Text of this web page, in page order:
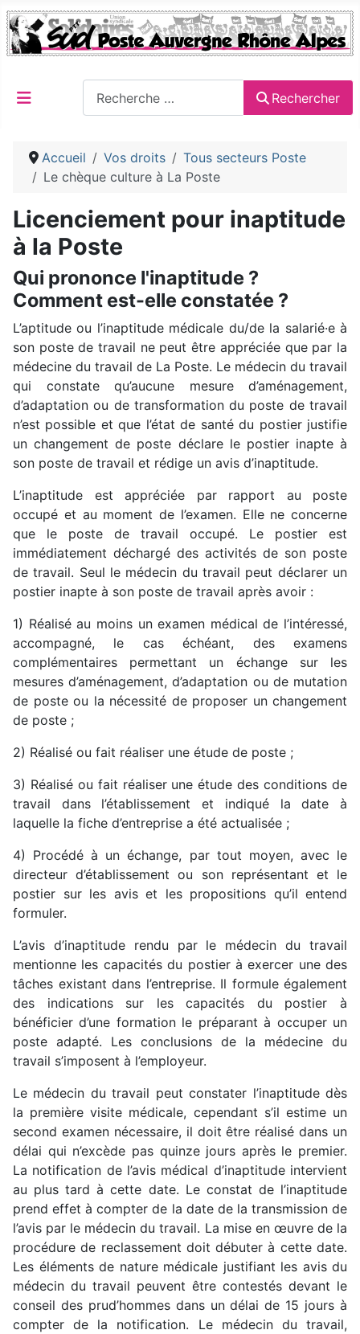
Rechercher
Accueil Vos droits
Tous secteurs Poste
Le chèque culture à La Poste
Licenciement pour inaptitude
à la Poste
Qui prononce l'inaptitude ?
Comment est-elle constatée ?
L’aptitude ou l’inaptitude médicale du/de la salarié·e à
son poste de travail ne peut être appréciée que par la
médecine du travail de La Poste. Le médecin du travail
qui constate qu’aucune mesure d’aménagement,
d’adaptation ou de transformation du poste de travail
n’est possible et que l’état de santé du postier justifie
un changement de poste déclare le postier inapte à
son poste de travail et rédige un avis d’inaptitude.
L’inaptitude est appréciée par rapport au poste
occupé et au moment de l’examen. Elle ne concerne
que le poste de travail occupé. Le postier est
immédiatement déchargé des activités de son poste
de travail. Seul le médecin du travail peut déclarer un
postier inapte à son poste de travail après avoir :
1) Réalisé au moins un examen médical de l’intéressé,
accompagné, le cas échéant, des examens
complémentaires permettant un échange sur les
mesures d’aménagement, d’adaptation ou de mutation
de poste ou la nécessité de proposer un changement
de poste ;
2) Réalisé ou fait réaliser une étude de poste ;
3) Réalisé ou fait réaliser une étude des conditions de
travail dans l’établissement et indiqué la date à
laquelle la fiche d’entreprise a été actualisée ;
4) Procédé à un échange, par tout moyen, avec le
directeur d’établissement ou son représentant et le
postier sur les avis et les propositions qu’il entend
formuler.
L’avis d’inaptitude rendu par le médecin du travail
mentionne les capacités du postier à exercer une des
tâches existant dans l’entreprise. Il formule également
des indications sur les capacités du postier à
bénéficier d’une formation le préparant à occuper un
poste adapté. Les conclusions de la médecine du
travail s’imposent à l’employeur.
Le médecin du travail peut constater l’inaptitude dès
la première visite médicale, cependant s’il estime un
second examen nécessaire, il doit être réalisé dans un
délai qui n’excède pas quinze jours après le premier.
La notification de l’avis médical d’inaptitude intervient
au plus tard à cette date. Le constat de l’inaptitude
prend effet à compter de la date de la transmission de
l’avis par le médecin du travail. La mise en œuvre de la
procédure de reclassement doit débuter à cette date.
Les éléments de nature médicale justifiant les avis du
médecin du travail peuvent être contestés devant le
conseil des prud’hommes dans un délai de 15 jours à
compter de la notification. Le médecin du travail,